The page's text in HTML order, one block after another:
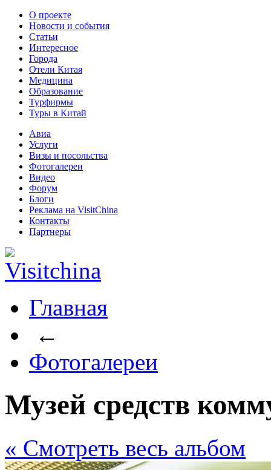
О проекте
Новости и события
Статьи
Интересное
Города
Отели Китая
Медицина
Образование
Турфирмы
Туры в Китай
Авиа
Услуги
Визы и посольства
Фотогалереи
Видео
Форум
Блоги
Реклама на VisitChina
Контакты
Партнеры
Главная
←
Фотогалереи
Музей средств
« Cмотреть весь альбом